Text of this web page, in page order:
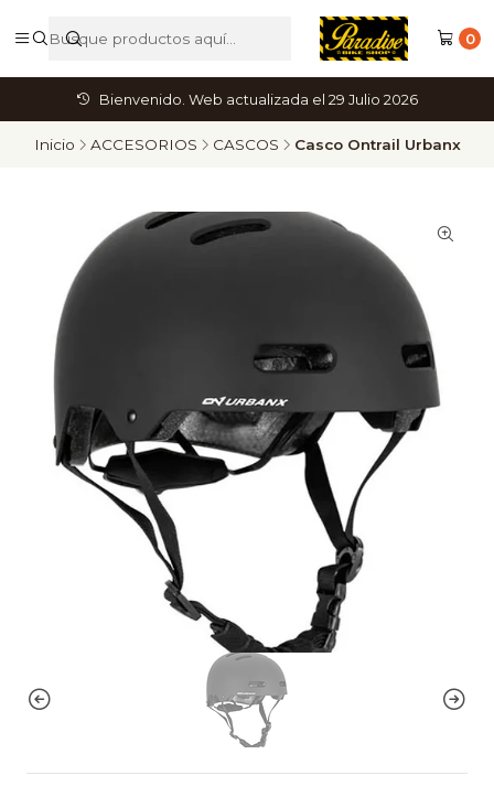
0
Bienvenido. Web actualizada el 29 Julio 2026
Inicio ACCESORIOS CASCOS Casco Ontrail Urbanx